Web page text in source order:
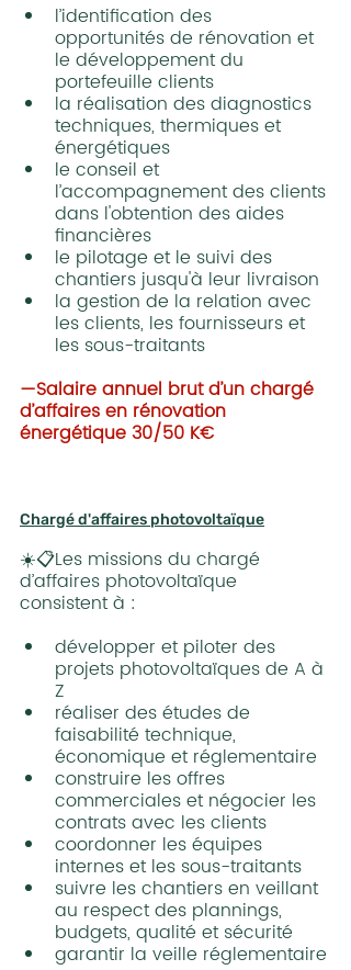
l’identification des
opportunités de rénovation et
le développement du
portefeuille clients
la réalisation des diagnostics
techniques, thermiques et
énergétiques
le conseil et
l’accompagnement des clients
dans l'obtention des aides
financières
le pilotage et le suivi des
chantiers jusqu'à leur livraison
la gestion de la relation avec
les clients, les fournisseurs et
les sous-traitants
—Salaire annuel brut d’un chargé
d’affaires en rénovation
énergétique 30/50 K€
Chargé d'affaires photovoltaïque
☀️📋Les missions du chargé
d’affaires photovoltaïque
consistent à :
développer et piloter des
projets photovoltaïques de A à
Z
réaliser des études de
faisabilité technique,
économique et réglementaire
construire les offres
commerciales et négocier les
contrats avec les clients
coordonner les équipes
internes et les sous-traitants
suivre les chantiers en veillant
au respect des plannings,
budgets, qualité et sécurité
garantir la veille réglementaire